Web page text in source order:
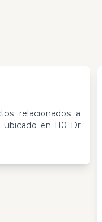
relacionados a
ubicado en 110 Dr